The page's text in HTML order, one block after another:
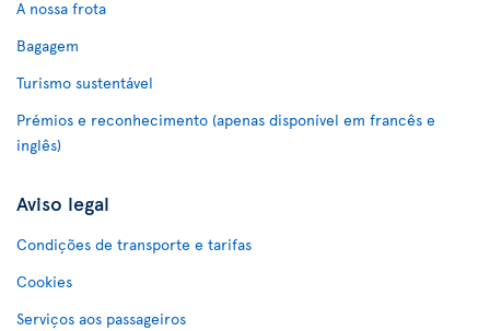
A nossa frota
Bagagem
Turismo sustentável
Prémios e reconhecimento (apenas disponível em francês e
inglês)
Aviso legal
Condições de transporte e tarifas
Cookies
Serviços aos passageiros